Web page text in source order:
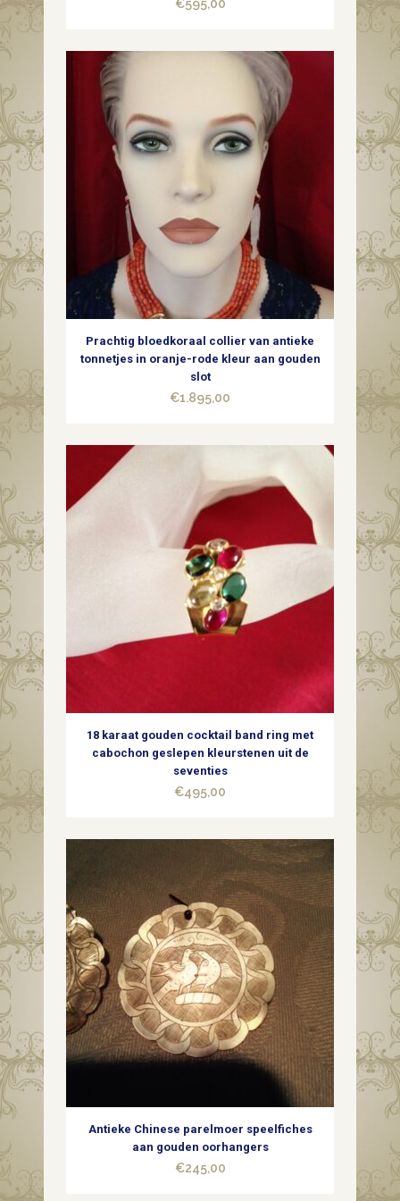
€595,00
Prachtig bloedkoraal collier van antieke
tonnetjes in oranje-rode kleur aan gouden
slot
€1.895,00
18 karaat gouden cocktail band ring met
cabochon geslepen kleurstenen uit de
seventies
€495,00
Antieke Chinese parelmoer speelfiches
aan gouden oorhangers
€245,00